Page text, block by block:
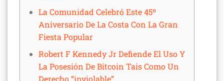
La Comunidad Celebró Este 45º
Aniversario De La Costa Con La Gran
Fiesta Popular
Robert F Kennedy Jr Defiende El Uso Y
La Posesión De Bitcoin Tais Como Un
Derecho “inviolable”